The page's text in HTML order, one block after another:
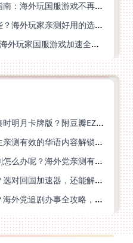
美国打我的起源加速器下载指南：海外玩国服游戏不再卡的终极方案
江南百景图国外加速器有哪些？海外玩家亲测好用的选择与避坑指南
去国外能打王国保卫战4吗？海外玩家国服游戏加速全攻略（附公主连结幻想江湖实测）
海外党必看：怎么在国外玩秦时明月卡牌版？附豆瓣EZCast地区限制破解法
海外怎么听酷我畅听？留学生亲测有效的华语内容解锁指南
在国外看不了央视影音电视剧怎么办呢？海外党亲测有效的回国加速方案
海外华人看国内电视剧总卡？选对回国加速器，还能解决菲律宾打不开反诈中心的问题
探花在比利时用不了怎么办？海外党追剧办事全攻略，选对加速器就够了